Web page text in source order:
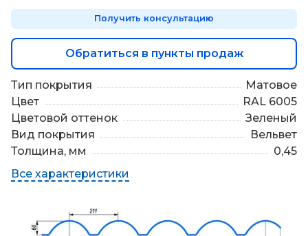
е
и
л
в
Получить консультацию
Обратиться в пункты продаж
Тип покрытия
Матовое
Цвет
RAL 6005
Цветовой оттенок
Зеленый
Вид покрытия
Вельвет
Толщина, мм
0,45
Все характеристики